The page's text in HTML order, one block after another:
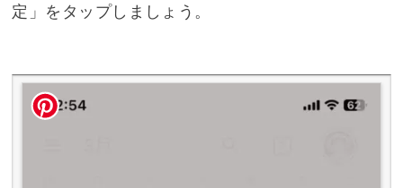
定」をタップしましょう。